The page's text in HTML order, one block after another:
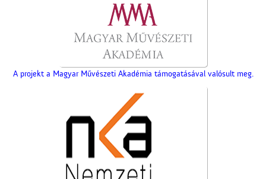
A projekt a Magyar Művészeti Akadémia támogatásával valósult meg.